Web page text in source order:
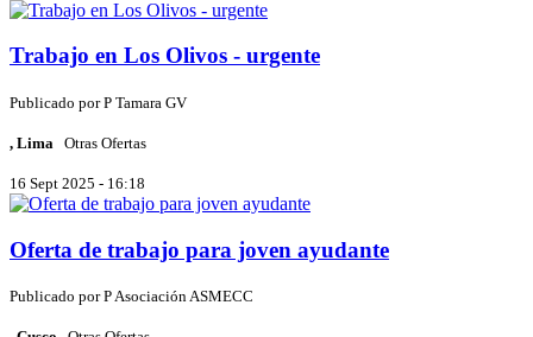
Trabajo en Los Olivos - urgente
Publicado porP Tamara GV
, Lima Otras Ofertas
16 Sept 2025 - 16:18
Oferta de trabajo para joven ayudante
Publicado porPAsociación ASMECC